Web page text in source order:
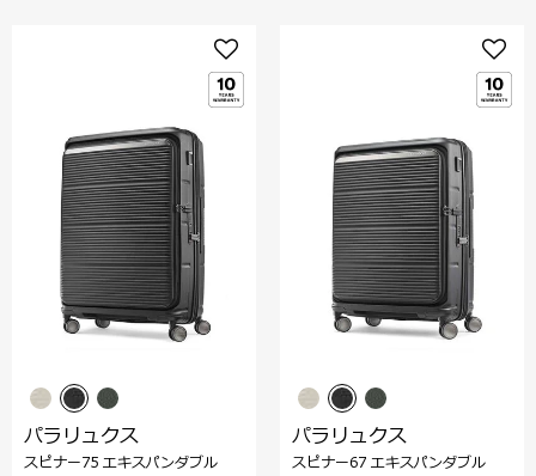
パラリュクス
スピナー75 エキスパンダブル
パラリュクス
スピナー67 エキスパンダブル